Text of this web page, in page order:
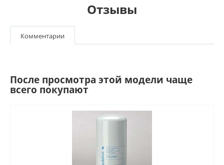
Отзывы
Комментарии
После просмотра этой модели чаще
всего покупают